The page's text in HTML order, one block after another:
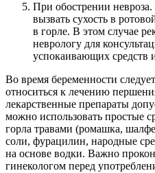
При обострении
вызвать сухость в
в горле. В этом случае
неврологу для
успокаивающих средств
Во время беременности
относиться к лечению
лекарственные препараты
можно использовать простые
горла травами (ромашка,
соли, фурацилин, народные
на основе водки. Важно
гинекологом перед